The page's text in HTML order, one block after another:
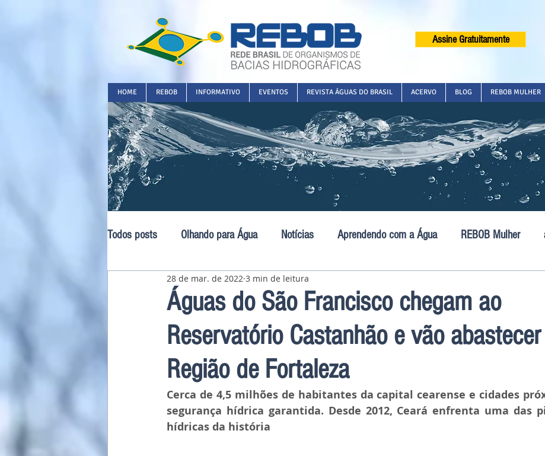
Assine Gratuitamente
HOME REBOB INFORMATIVO EVENTOS REVISTA ÁGUAS DO BRASIL ACERVO BLOG REBOB MULHER
Todos posts Olhando para Água Notícias Aprendendo com a Água REBOB Mulher
Pavilhão Latino-Americano
Águas do São Francisco chegam ao
Reservatório Castanhão e vão abastecer
Região de Fortaleza
28 de mar. de 2022 3 min de leitura
Cerca de 4,5 milhões de habitantes da capital cearense e cidades
segurança hídrica garantida. Desde 2012, Ceará enfrenta uma das
hídricas da história